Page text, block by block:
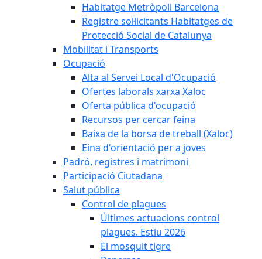
Habitatge Metròpoli Barcelona
Registre sol·licitants Habitatges de
Protecció Social de Catalunya
Mobilitat i Transports
Ocupació
Alta al Servei Local d'Ocupació
Ofertes laborals xarxa Xaloc
Oferta pública d'ocupació
Recursos per cercar feina
Baixa de la borsa de treball (Xaloc)
Eina d'orientació per a joves
Padró, registres i matrimoni
Participació Ciutadana
Salut pública
Control de plagues
Últimes actuacions control
plagues. Estiu 2026
El mosquit tigre